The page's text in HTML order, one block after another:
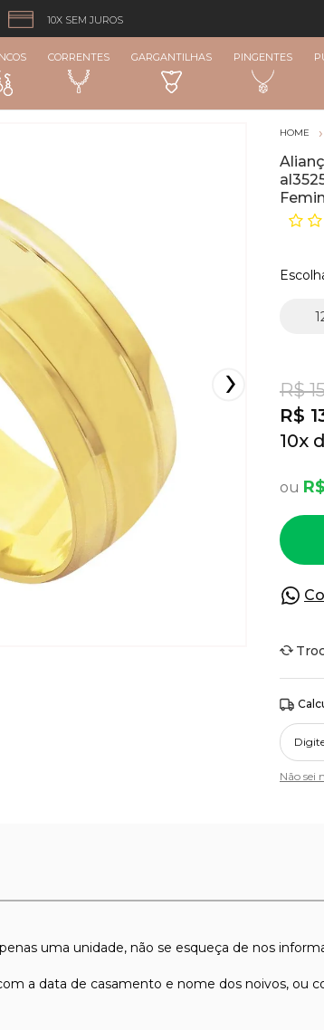
10X SEM JUROS
CORRENTES GARGANTILHAS PINGENTES
R$
R$
10x
Não sei
uma unidade, não se esqueça de nos
a data de casamento e nome dos noivos, ou